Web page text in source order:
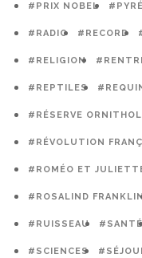
#PRIX NOBEL
#RADIO #RECORD
#RELIGION
#REPTILES
#RÉSERVE
#RÉVOLUTION
#ROMÉO ET
#ROSALIND
#RUISSEAU #SANTÉ
#SCIENCES